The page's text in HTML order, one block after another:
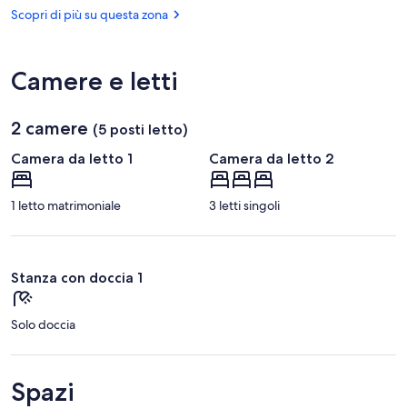
-
(BZO)
Scopri di più su questa zona
Camere e letti
2 camere (5 posti letto)
Camera da letto 1
1 letto matrimoniale
Camera da letto 2
3 letti singoli
Stanza con doccia 1
Solo doccia
Spazi